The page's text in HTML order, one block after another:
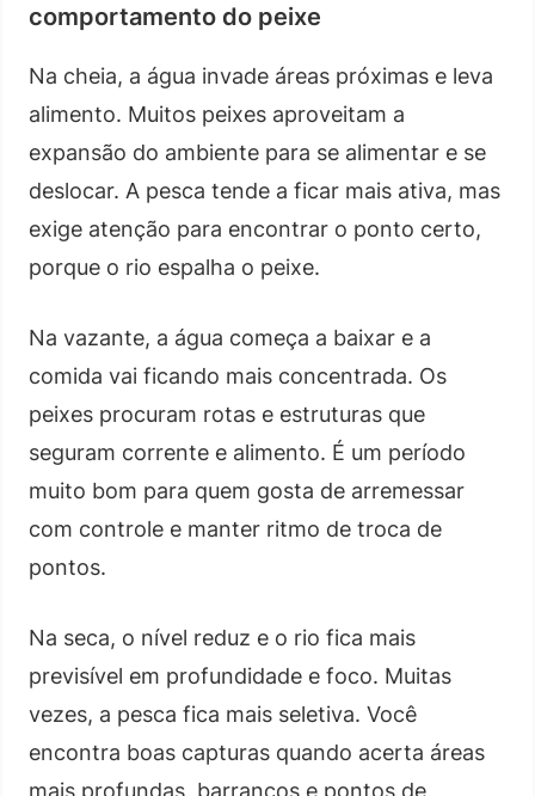
comportamento do peixe
Na cheia, a água invade áreas próximas e leva
alimento. Muitos peixes aproveitam a
expansão do ambiente para se alimentar e se
deslocar. A pesca tende a ficar mais ativa, mas
exige atenção para encontrar o ponto certo,
porque o rio espalha o peixe.
Na vazante, a água começa a baixar e a
comida vai ficando mais concentrada. Os
peixes procuram rotas e estruturas que
seguram corrente e alimento. É um período
muito bom para quem gosta de arremessar
com controle e manter ritmo de troca de
pontos.
Na seca, o nível reduz e o rio fica mais
previsível em profundidade e foco. Muitas
vezes, a pesca fica mais seletiva. Você
encontra boas capturas quando acerta áreas
mais profundas, barrancos e pontos de